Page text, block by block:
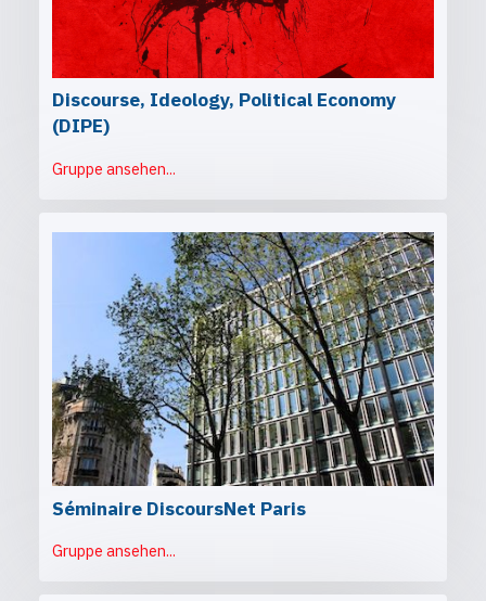
Discourse, Ideology, Political Economy
(DIPE)
Gruppe ansehen...
Séminaire DiscoursNet Paris
Gruppe ansehen...